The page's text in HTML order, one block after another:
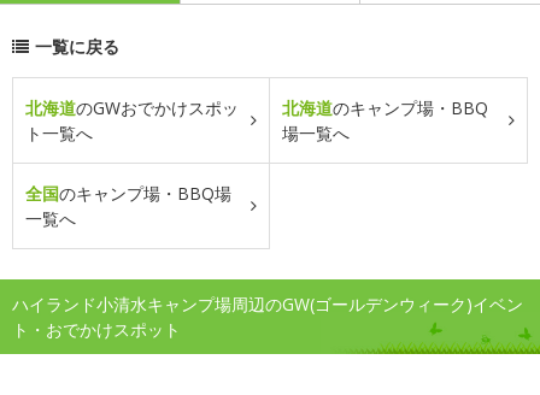
一覧に戻る
北海道のGWおでかけスポッ
ト一覧へ
北海道のキャンプ場・BBQ
場一覧へ
全国のキャンプ場・BBQ場
一覧へ
ハイランド小清水キャンプ場周辺のGW(ゴールデンウィーク)イベン
ト・おでかけスポット